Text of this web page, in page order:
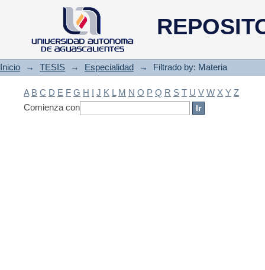
Filtrado by: Materia
Inicio → TESIS → Especialidad → Filtrado by: Materia
A B C D E F G H I J K L M N O P Q R S T U V W X Y Z
Comienza con